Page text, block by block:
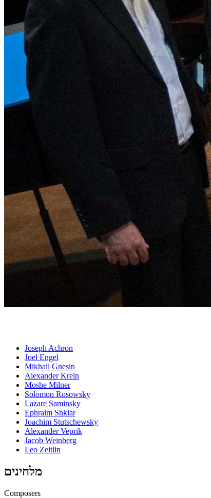
Joseph Achron
Joel Engel
Mikhail Gnesin
Alexander Krein
Moshe Milner
Solomon Rosowsky
Lazare Saminsky
Ephraim Shklar
Joachim Stutschewsky
Alexander Veprik
Jacob Weinberg
Leo Zeitlin
מלחינים
Composers